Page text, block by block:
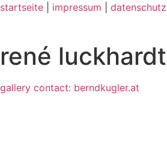
startseite impressum datenschutz
rené luckhardt
gallery contact: berndkugler.at